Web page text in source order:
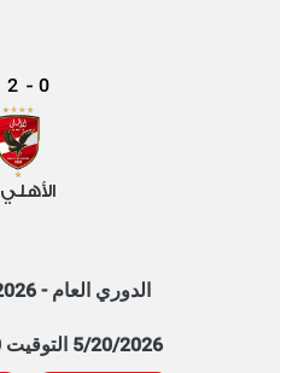
0
-
2
الأهلي
الدوري العام - 2025/2026
5/20/2026 التوقيت 8:00 PM